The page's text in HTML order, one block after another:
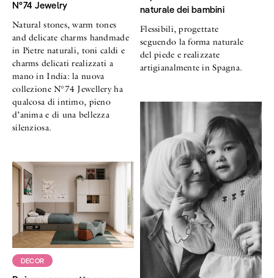
N°74 Jewelry
Natural stones, warm tones
and delicate charms handmade
in Pietre naturali, toni caldi e
charms delicati realizzati a
mano in India: la nuova
collezione N°74 Jewellery ha
qualcosa di intimo, pieno
d’anima e di una bellezza
silenziosa.
naturale dei bambini
Flessibili, progettate
seguendo la forma naturale
del piede e realizzate
artigianalmente in Spagna.
DECOR